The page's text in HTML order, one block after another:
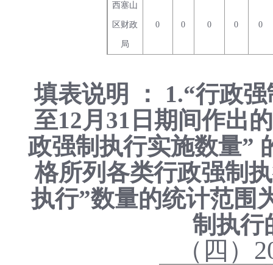
西塞山
区财政
局
0 0 0 0 0
填表说明 ： 1.“行政
至12月31日期间作出
政强制执行实施数量”
格所列各类行政强制
执行”数量的统计范围
制执行
（四）